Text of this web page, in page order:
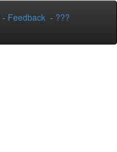
- Feedback - ???